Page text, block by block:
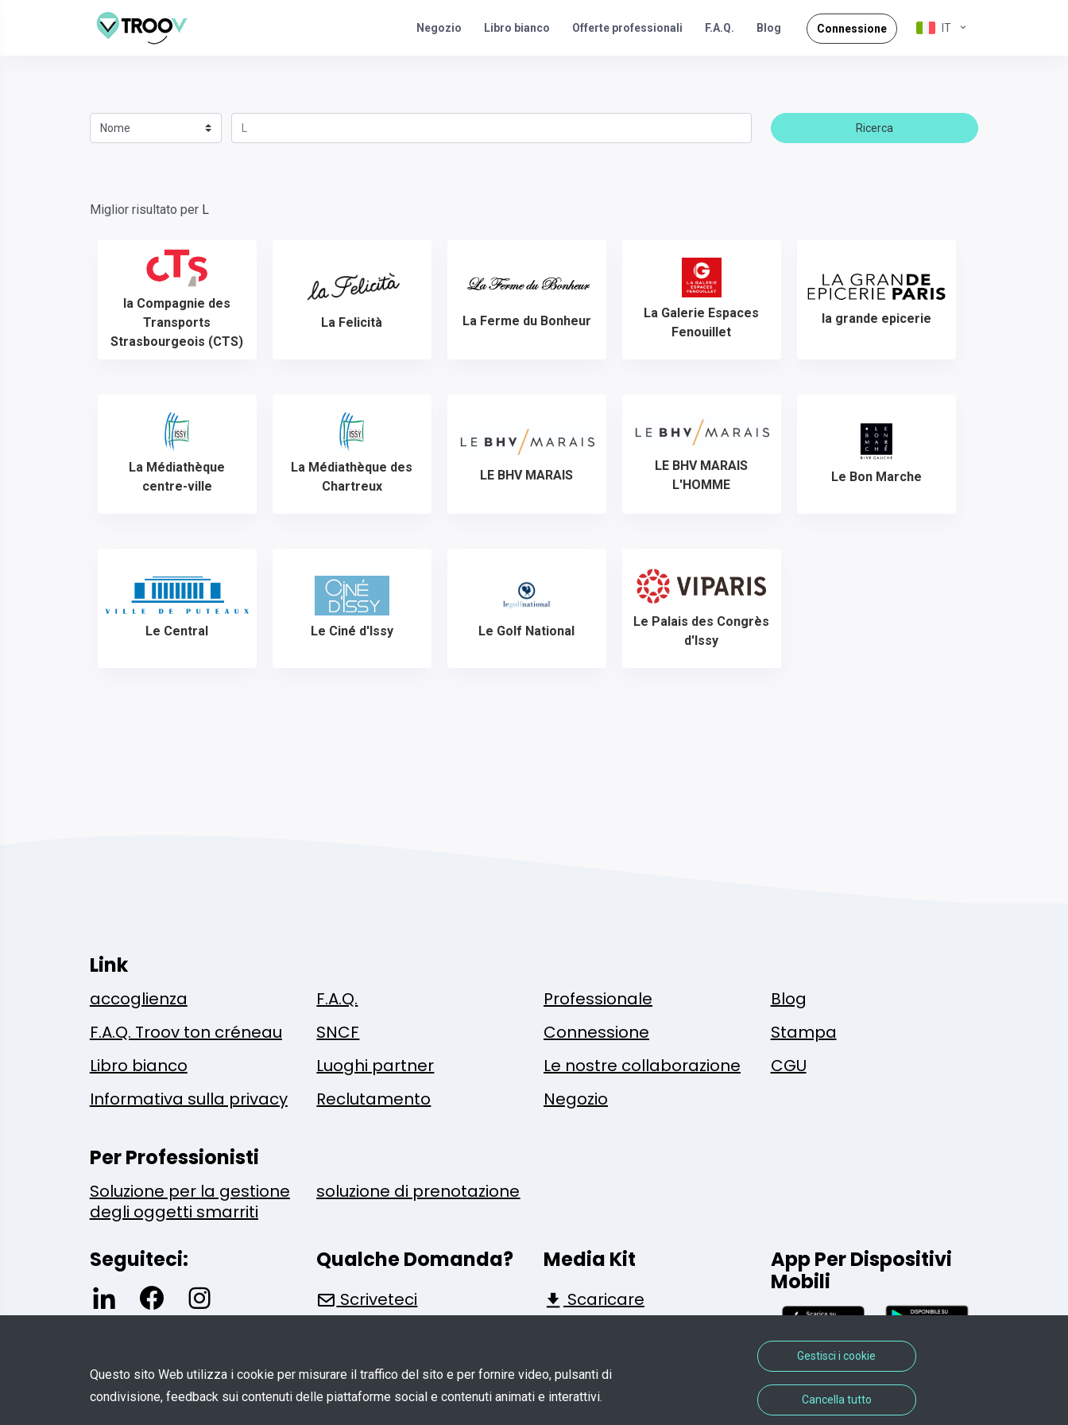
Negozio Libro bianco Offerte professionali F.A.Q. Blog Connessione IT
Ricerca
Miglior risultato per L
la Compagnie des
Transports
Strasbourgeois (CTS)
La Felicità La Ferme du Bonheur
La Galerie Espaces
Fenouillet
la grande epicerie
La Médiathèque
centre-ville
La Médiathèque des
Chartreux
LE BHV MARAIS
LE BHV MARAIS
L'HOMME
Le Bon Marche
Le Central Le Ciné d'Issy Le Golf National
Le Palais des Congrès
d'Issy
Link
accoglienza F.A.Q. Professionale
Blog
F.A.Q. Troov ton créneau
SNCF Connessione
Stampa
Libro bianco
Luoghi partner Le nostre collaborazione
CGU
Informativa sulla privacy
Reclutamento Negozio
Per Professionisti
Soluzione per la gestione
degli oggetti smarriti
soluzione di prenotazione
Seguiteci: Qualche Domanda?
Scriveteci
Media Kit
Scaricare
App Per Dispositivi
Mobili
Questo sito Web utilizza i cookie per misurare il traffico del sito e per fornire video, pulsanti di
condivisione, feedback sui contenuti delle piattaforme social e contenuti animati e interattivi.
Gestisci i cookie
Cancella tutto